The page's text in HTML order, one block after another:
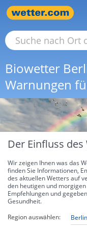
Biowetter
Warnungen
Der Einfluss
Wir zeigen Ihnen was das
finden Sie Informationen,
des aktuellen Wetters auf
den heutigen und
Empfehlungen und
Gesundheit.
Region auswählen: